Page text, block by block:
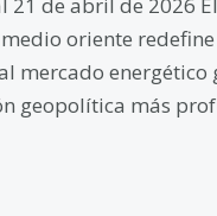
21 de abril de 2026
oriente
mercado
geopolítica más